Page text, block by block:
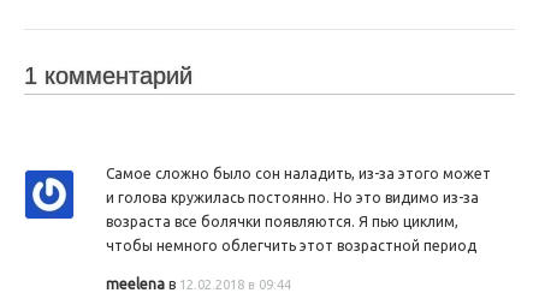
1 комментарий
Самое сложно было сон наладить, из-за этого может
и голова кружилась постоянно. Но это видимо из-за
возраста все болячки появляются. Я пью циклим,
чтобы немного облегчить этот возрастной период
meelena в 12.02.2018 в 09:44